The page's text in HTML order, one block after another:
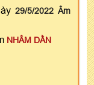
29/5/2022 Âm
NHÂM DẦN